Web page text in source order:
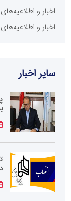
اخبار و
اخبار و
سایر اخبار